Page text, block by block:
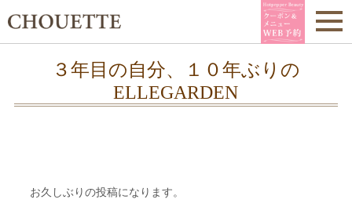
３年目の自分、１０年ぶりの
ELLEGARDEN
お久しぶりの投稿になります。